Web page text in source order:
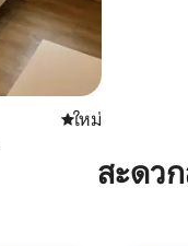
ที่พักใหม่
ใหม่
สะดว